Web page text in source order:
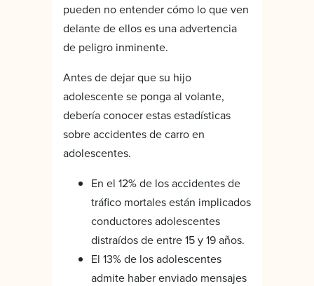
pueden no entender cómo lo que ven
delante de ellos es una advertencia
de peligro inminente.
Antes de dejar que su hijo
adolescente se ponga al volante,
debería conocer estas estadísticas
sobre accidentes de carro en
adolescentes.
En el 12% de los accidentes de
tráfico mortales están implicados
conductores adolescentes
distraídos de entre 15 y 19 años.
El 13% de los adolescentes
admite haber enviado mensajes